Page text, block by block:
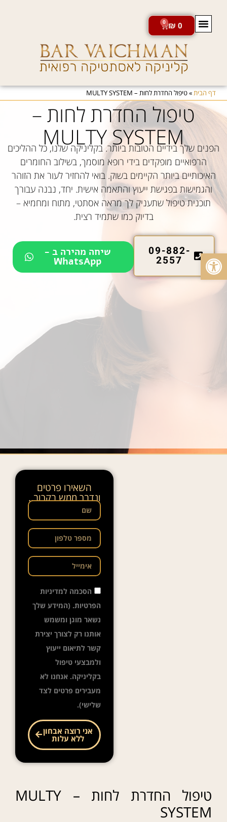
פתח סרגל נגישות
₪ 0
0
דף הבית»טיפול החדרת לחות – MULTY SYSTEM
טיפול החדרת לחות –
MULTY SYSTEM
הפנים שלך בידיים הטובות ביותר. בקליניקה שלנו, כל ההליכים
הרפואיים מופקדים בידי רופא מוסמך, בשילוב החומרים
האיכותיים ביותר הקיימים בשוק. בואי להחזיר לעור את הזוהר
והגמישות בפגישת ייעוץ והתאמה אישית. יחד, נבנה עבורך
תוכנית טיפול שתעניק לך מראה אסתטי, מתוח ומחמיא –
בדיוק כמו שתמיד רצית.
09-882-
2557
שיחה מהירה ב -
WhatsApp
השאירו פרטים
ונדבר ממש בקרוב..
הסכמה למדיניות
הפרטיות. (המידע שלך
נשאר מוגן ומשמש
אותנו רק לצורך יצירת
קשר לתיאום ייעוץ
ולמבצעי טיפול
בקליניקה. אנחנו לא
מעבירים פרטים לצד
שלישי).
אני רוצה אבחון
ללא עלות
טיפול החדרת לחות – MULTY
SYSTEM